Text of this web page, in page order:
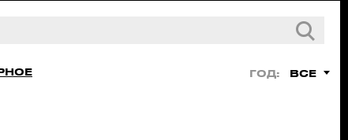
ГОД: ВСЕ